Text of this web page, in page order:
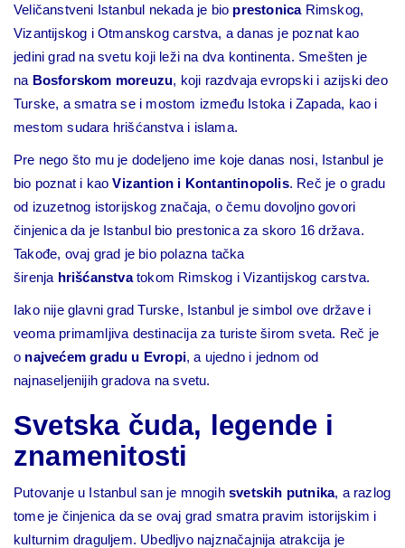
Veličanstveni Istanbul nekada je bio prestonicaRimskog,
Vizantijskog i Otmanskog carstva, a danas je poznat kao
jedini grad na svetu koji leži na dva kontinenta. Smešten je
na Bosforskom moreuzu, koji razdvaja evropski i azijski deo
Turske, a smatra se i mostom između Istoka i Zapada, kao i
mestom sudara hrišćanstva i islama.
Pre nego što mu je dodeljeno ime koje danas nosi, Istanbul je
bio poznat i kaoVizantion i Kontantinopolis. Reč je o gradu
od izuzetnog istorijskog značaja, o čemu dovoljno govori
činjenica da je Istanbul bio prestonica za skoro 16 država.
Takođe, ovaj grad je bio polazna tačka
širenja hrišćanstvatokom Rimskog i Vizantijskog carstva.
Iako nije glavni grad Turske, Istanbul je simbol ove države i
veoma primamljiva destinacija za turiste širom sveta. Reč je
o najvećem gradu u Evropi, a ujedno i jednom od
najnaseljenijih gradova na svetu.
Svetska čuda, legende i
znamenitosti
Putovanje u Istanbul san je mnogihsvetskih putnika, a razlog
tome je činjenica da se ovaj grad smatra pravim istorijskim i
kulturnim draguljem. Ubedljvo najznačajnija atrakcija je